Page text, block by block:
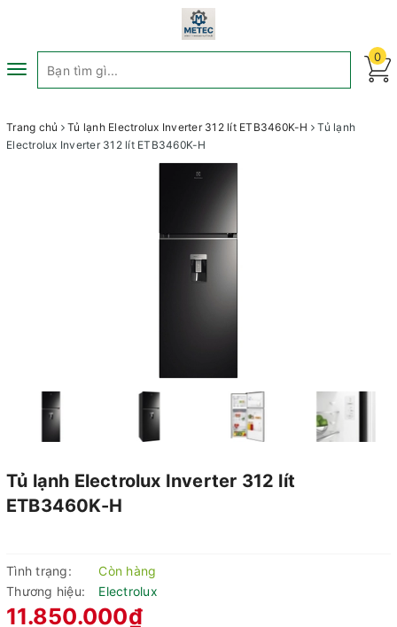
Toggle
navigation
0
Trang chủ Tủ lạnh Electrolux Inverter 312 lít ETB3460K-H
Tủ lạnh
Electrolux Inverter 312 lít ETB3460K-H
Tủ lạnh Electrolux Inverter 312 lít
ETB3460K-H
Tình trạng:
Còn hàng
Thương hiệu:
Electrolux
11.850.000₫